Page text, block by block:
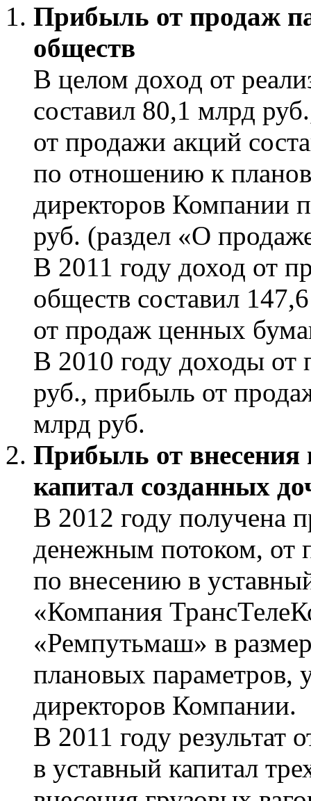
Прибыль от продаж
обществ
В целом доход от
составил 80,1 млрд
от продажи акций
по отношению к
директоров Компании
руб. (раздел «О
В 2011 году доход от
обществ составил
от продаж ценных
В 2010 году доходы от
руб., прибыль от
млрд руб.
Прибыль от
капитал созданных
В 2012 году получена
денежным потоком, от
по внесению в
«Компания
«Ремпутьмаш» в
плановых параметров,
директоров Компании.
В 2011 году результат
в уставный капитал